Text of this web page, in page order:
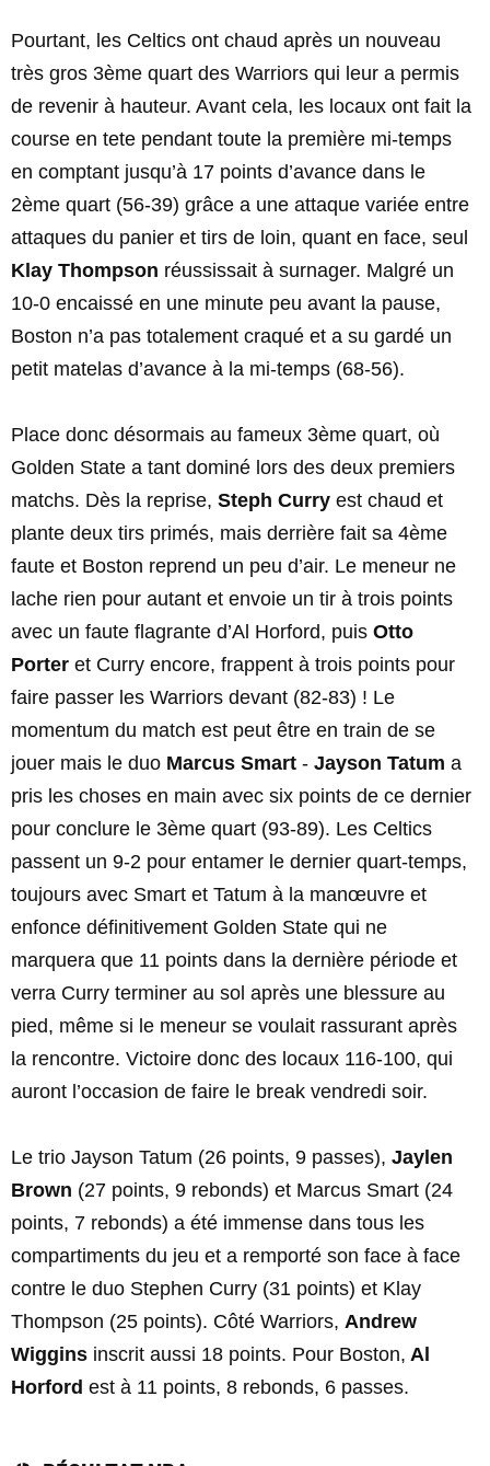
Pourtant, les Celtics ont chaud après un nouveau
très gros 3ème quart des Warriors qui leur a permis
de revenir à hauteur. Avant cela, les locaux ont fait la
course en tete pendant toute la première mi-temps
en comptant jusqu’à 17 points d’avance dans le
2ème quart (56-39) grâce a une attaque variée entre
attaques du panier et tirs de loin, quant en face, seul
Klay Thompson réussissait à surnager. Malgré un
10-0 encaissé en une minute peu avant la pause,
Boston n’a pas totalement craqué et a su gardé un
petit matelas d’avance à la mi-temps (68-56).
Place donc désormais au fameux 3ème quart, où
Golden State a tant dominé lors des deux premiers
matchs. Dès la reprise, Steph Curry est chaud et
plante deux tirs primés, mais derrière fait sa 4ème
faute et Boston reprend un peu d’air. Le meneur ne
lache rien pour autant et envoie un tir à trois points
avec un faute flagrante d’Al Horford, puis Otto
Porter et Curry encore, frappent à trois points pour
faire passer les Warriors devant (82-83) ! Le
momentum du match est peut être en train de se
jouer mais le duo Marcus Smart - Jayson Tatum a
pris les choses en main avec six points de ce dernier
pour conclure le 3ème quart (93-89). Les Celtics
passent un 9-2 pour entamer le dernier quart-temps,
toujours avec Smart et Tatum à la manœuvre et
enfonce définitivement Golden State qui ne
marquera que 11 points dans la dernière période et
verra Curry terminer au sol après une blessure au
pied, même si le meneur se voulait rassurant après
la rencontre. Victoire donc des locaux 116-100, qui
auront l’occasion de faire le break vendredi soir.
Le trio Jayson Tatum (26 points, 9 passes), Jaylen
Brown (27 points, 9 rebonds) et Marcus Smart (24
points, 7 rebonds) a été immense dans tous les
compartiments du jeu et a remporté son face à face
contre le duo Stephen Curry (31 points) et Klay
Thompson (25 points). Côté Warriors, Andrew
Wiggins inscrit aussi 18 points. Pour Boston, Al
Horford est à 11 points, 8 rebonds, 6 passes.